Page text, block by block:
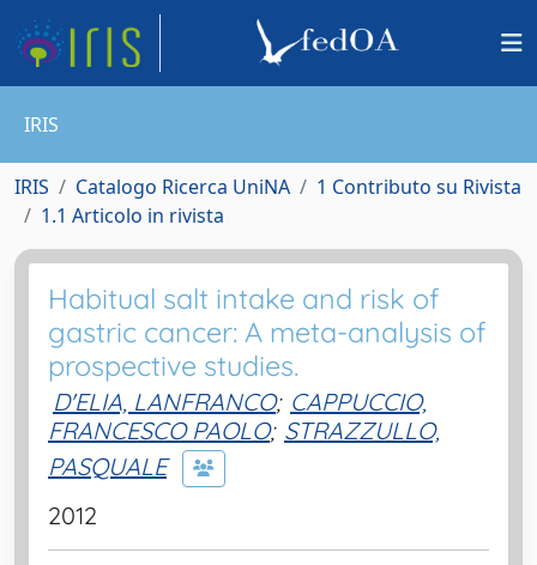
IRIS
IRIS Catalogo Ricerca UniNA
1 Contributo su Rivista
1.1 Articolo in rivista
Habitual salt intake and risk of
gastric cancer: A meta-analysis of
prospective studies.
D'ELIA, LANFRANCO; CAPPUCCIO,
FRANCESCO PAOLO; STRAZZULLO,
PASQUALE
2012